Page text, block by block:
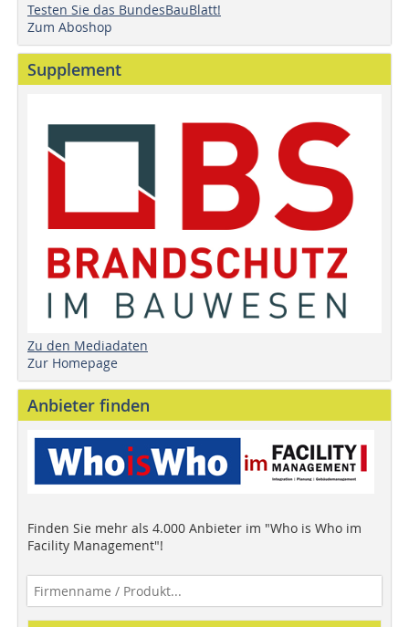
Testen Sie das BundesBauBlatt!
Zum Aboshop
Supplement
Zu den Mediadaten
Zur Homepage
Anbieter finden
Finden Sie mehr als 4.000 Anbieter im "Who is Who im
Facility Management"!